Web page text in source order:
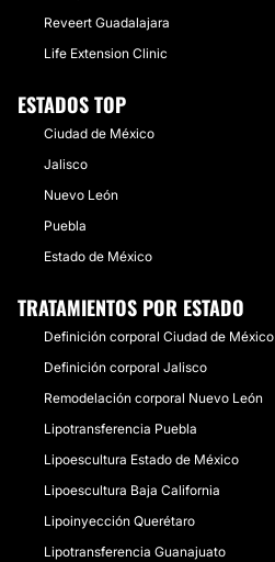
Reveert Guadalajara
Life Extension Clinic
ESTADOS TOP
Ciudad de México
Jalisco
Nuevo León
Puebla
Estado de México
TRATAMIENTOS POR ESTADO
Definición corporal Ciudad de México
Definición corporal Jalisco
Remodelación corporal Nuevo León
Lipotransferencia Puebla
Lipoescultura Estado de México
Lipoescultura Baja California
Lipoinyección Querétaro
Lipotransferencia Guanajuato